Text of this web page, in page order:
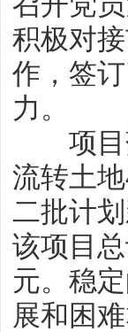
积极对
作，签
力。
项目落
流转土
二批计
该项目
元。稳
展和困